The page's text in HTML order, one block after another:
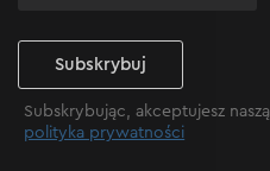
Subskrybuj
Subskrybując, akceptujesz
polityka prywatności